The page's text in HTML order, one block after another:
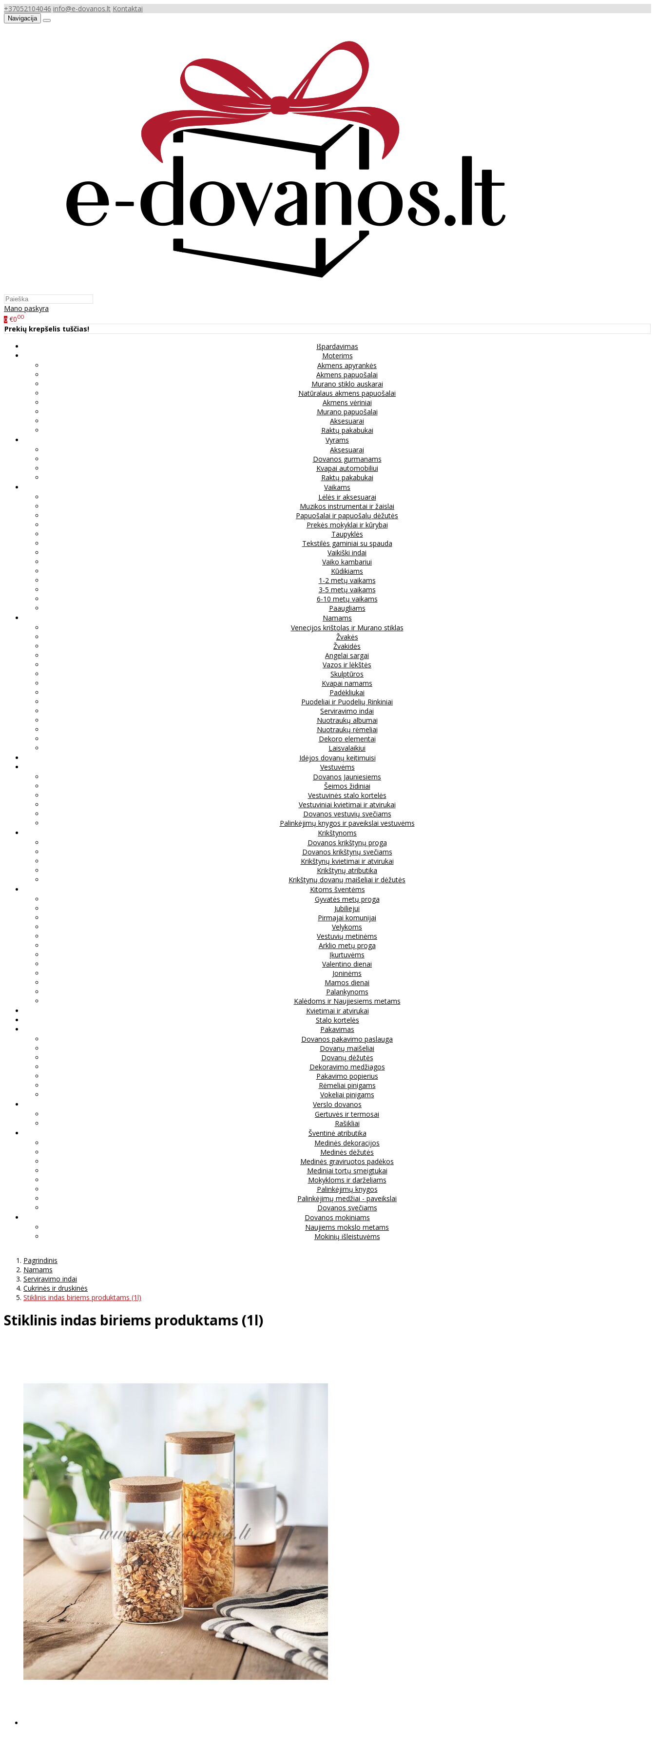
+37052104046 info@e-dovanos.lt Kontaktai
Navigacija
Mano paskyra
0 €000
Prekių krepšelis tuščias!
Išpardavimas
Moterims
Akmens apyrankės
Akmens papuošalai
Murano stiklo auskarai
Natūralaus akmens papuošalai
Akmens vėriniai
Murano papuošalai
Aksesuarai
Raktų pakabukai
Vyrams
Aksesuarai
Dovanos gurmanams
Kvapai automobiliui
Raktų pakabukai
Vaikams
Lėlės ir aksesuarai
Muzikos instrumentai ir žaislai
Papuošalai ir papuošalų dėžutės
Prekės mokyklai ir kūrybai
Taupyklės
Tekstilės gaminiai su spauda
Vaikiški indai
Vaiko kambariui
Kūdikiams
1-2 metų vaikams
3-5 metų vaikams
6-10 metų vaikams
Paaugliams
Namams
Venecijos krištolas ir Murano stiklas
Žvakės
Žvakidės
Angelai sargai
Vazos ir lėkštės
Skulptūros
Kvapai namams
Padėkliukai
Puodeliai ir Puodelių Rinkiniai
Serviravimo indai
Nuotraukų albumai
Nuotraukų rėmeliai
Dekoro elementai
Laisvalaikiui
Idėjos dovanų keitimuisi
Vestuvėms
Dovanos Jauniesiems
Šeimos židiniai
Vestuvinės stalo kortelės
Vestuviniai kvietimai ir atvirukai
Dovanos vestuvių svečiams
Palinkėjimų knygos ir paveikslai vestuvėms
Krikštynoms
Dovanos krikštynų proga
Dovanos krikštynų svečiams
Krikštynų kvietimai ir atvirukai
Krikštynų atributika
Krikštynų dovanų maišeliai ir dėžutės
Kitoms šventėms
Gyvatės metų proga
Jubiliejui
Pirmajai komunijai
Velykoms
Vestuvių metinėms
Arklio metų proga
Įkurtuvėms
Valentino dienai
Joninėms
Mamos dienai
Palankynoms
Kalėdoms ir Naujiesiems metams
Kvietimai ir atvirukai
Stalo kortelės
Pakavimas
Dovanos pakavimo paslauga
Dovanų maišeliai
Dovanų dėžutės
Dekoravimo medžiagos
Pakavimo popierius
Rėmeliai pinigams
Vokeliai pinigams
Verslo dovanos
Gertuvės ir termosai
Rašikliai
Šventinė atributika
Medinės dekoracijos
Medinės dėžutės
Medinės graviruotos padėkos
Mediniai tortų smeigtukai
Mokykloms ir darželiams
Palinkėjimų knygos
Palinkėjimų medžiai - paveikslai
Dovanos svečiams
Dovanos mokiniams
Naujiems mokslo metams
Mokinių išleistuvėms
Pagrindinis
Namams
Serviravimo indai
Cukrinės ir druskinės
Stiklinis indas biriems produktams (1l)
Stiklinis indas biriems produktams (1l)